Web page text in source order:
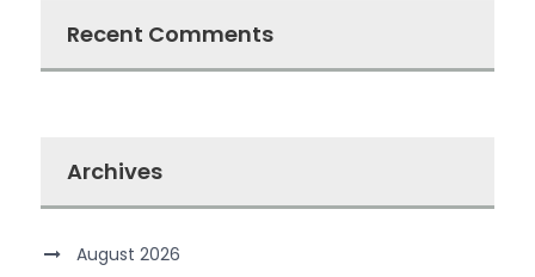
Recent Comments
Archives
August 2026